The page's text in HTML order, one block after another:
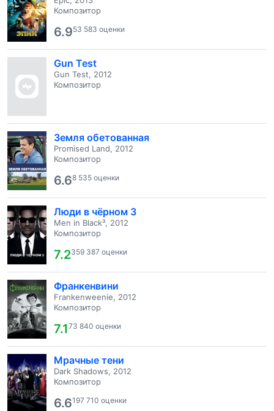
Композитор
6.953 583 оценки
Gun Test
Gun Test, 2012
Композитор
Земля обетованная
Promised Land, 2012
Композитор
6.68 535 оценки
Люди в чёрном 3
Men in Black³, 2012
Композитор
7.2359 387 оценки
Франкенвини
Frankenweenie, 2012
Композитор
7.173 840 оценки
Мрачные тени
Dark Shadows, 2012
Композитор
6.6197 710 оценки